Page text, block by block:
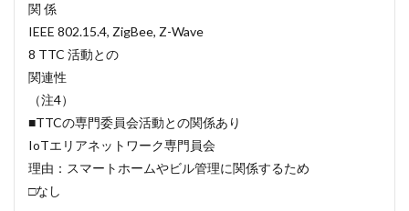
関 係
IEEE 802.15.4, ZigBee, Z-Wave
8 TTC 活動との
関連性
（注4）
■TTCの専門委員会活動との関係あり
IoTエリアネットワーク専門員会
理由：スマートホームやビル管理に関係するため
□なし